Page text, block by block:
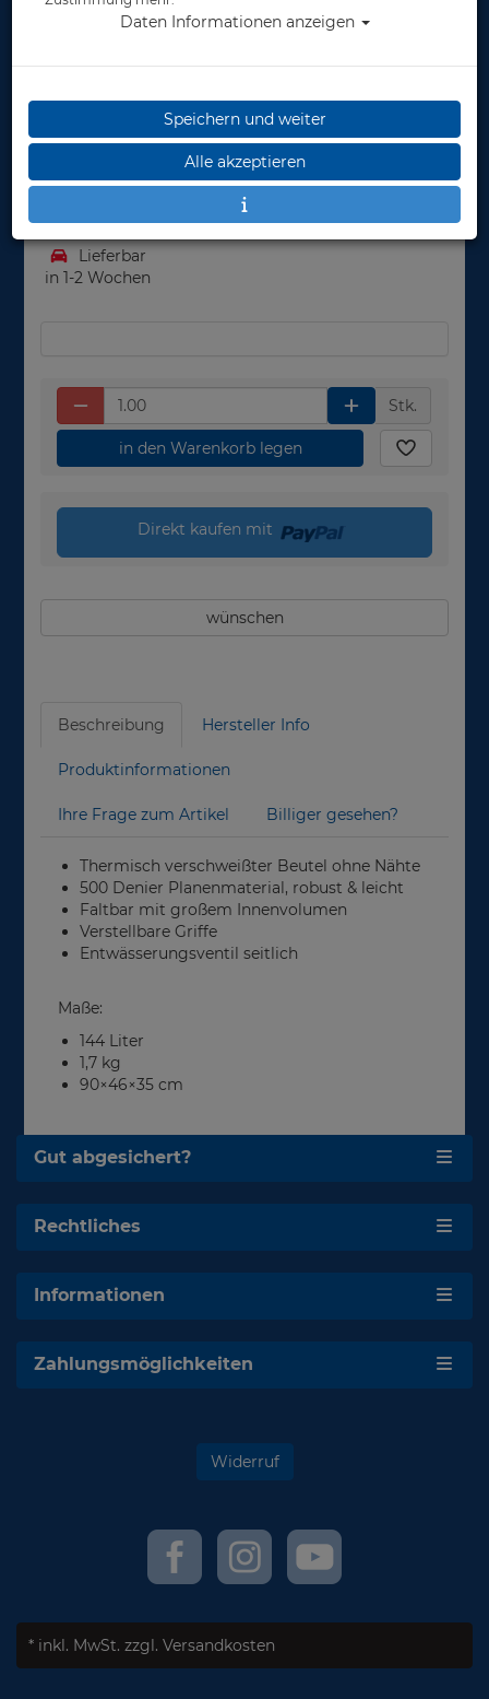
Herstellerpreis: 125,00 €
99,00 €
Lieferbar
in 1-2 Wochen
Stk.
in den Warenkorb legen
Direkt kaufen mit
wünschen
Beschreibung Hersteller Info
Produktinformationen
Ihre Frage zum Artikel Billiger gesehen?
Thermisch verschweißter Beutel ohne Nähte
500 Denier Planenmaterial, robust & leicht
Faltbar mit großem Innenvolumen
Verstellbare Griffe
Entwässerungsventil seitlich
Maße:
144 Liter
1,7 kg
90×46×35 cm
Gut abgesichert?
Rechtliches
Informationen
Zahlungsmöglichkeiten
Widerruf
* inkl. MwSt. zzgl. Versandkosten
Daten Informationen anzeigen
Speichern und weiter
Alle akzeptieren